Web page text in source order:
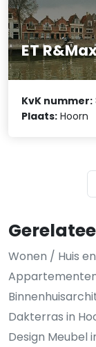
Wonen / Huis
Dakterras in
Design Meubel
ET
KvK nummer:
Plaats: Hoorn